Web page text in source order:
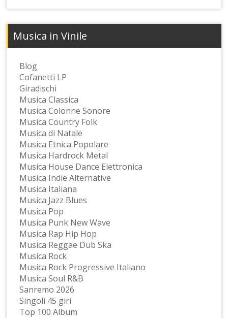
Musica in Vinile
Blog
Cofanetti LP
Giradischi
Musica Classica
Musica Colonne Sonore
Musica Country Folk
Musica di Natale
Musica Etnica Popolare
Musica Hardrock Metal
Musica House Dance Elettronica
Musica Indie Alternative
Musica Italiana
Musica Jazz Blues
Musica Pop
Musica Punk New Wave
Musica Rap Hip Hop
Musica Reggae Dub Ska
Musica Rock
Musica Rock Progressive Italiano
Musica Soul R&B
Sanremo 2026
Singoli 45 giri
Top 100 Album